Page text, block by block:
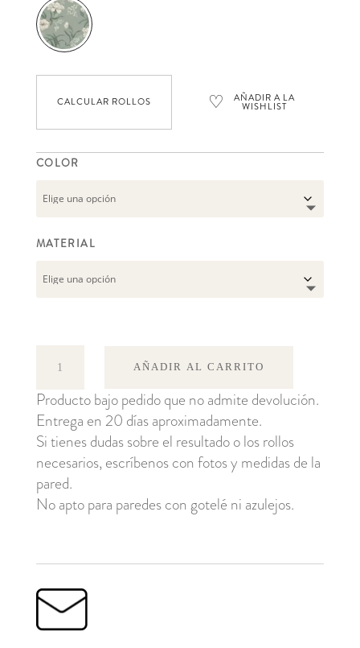
CALCULAR ROLLOS ♡ AÑADIR A LA
WISHLIST
COLOR
MATERIAL
AÑADIR AL CARRITO
Producto bajo pedido que no admite devolución.
Entrega en 20 días aproximadamente.
Si tienes dudas sobre el resultado o los rollos
necesarios, escríbenos con fotos y medidas de la
pared.
No apto para paredes con gotelé ni azulejos.